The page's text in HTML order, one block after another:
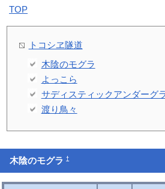
TOP
トコシヱ隧道
木陰のモグラ
よっこら
サディスティックアンダーグ
渡り鳥々
木陰のモグラ†